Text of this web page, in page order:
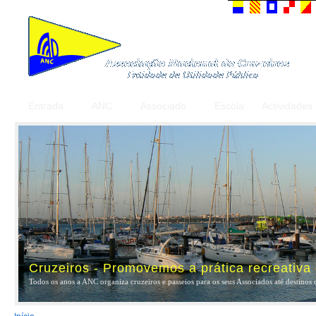
Cruzeiros - Promovemos a prática
Todos os anos a ANC organiza cruzeiros e passeios para os seus Associados até